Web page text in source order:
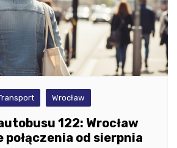
Wrocław
122: Wrocław
połączenia od sierpnia